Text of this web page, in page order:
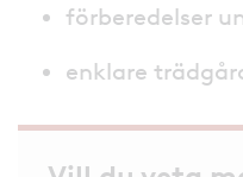
förberedelser
enklare